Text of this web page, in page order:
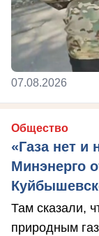
07.08.2026
Общество
«Газа нет и
Минэнерго
Там сказали,
природным